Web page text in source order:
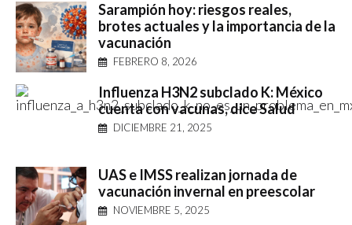
Sarampión hoy: riesgos reales,
brotes actuales y la importancia de la
vacunación
FEBRERO 8, 2026
Influenza H3N2 subclado K: México
cuenta con vacunas, dice Salud
DICIEMBRE 21, 2025
UAS e IMSS realizan jornada de
vacunación invernal en preescolar
NOVIEMBRE 5, 2025